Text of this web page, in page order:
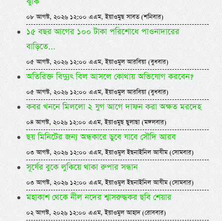
০৮ আগস্ট, ২০২৬ ১২:০০ এএম, ইয়াওমুছ সাবত (শনিবার)
১৫ বছর আগের ১০০ টাকা পরিশোধে পাওনাদারের
বাড়িতে...
০৫ আগস্ট, ২০২৬ ১২:০০ এএম, ইয়াওমুল আরবিয়া (বুধবার)
অতিরিক্ত বিদ্যুৎ বিল আসলে কোথায় অভিযোগ করবেন?
০৫ আগস্ট, ২০২৬ ১২:০০ এএম, ইয়াওমুল আরবিয়া (বুধবার)
কবর খননে মিললো ২ যুগ আগে দাফন করা অক্ষত মরদেহ
০৪ আগস্ট, ২০২৬ ১২:০০ এএম, ইয়াওমুছ ছুলাছা (মঙ্গলবার)
ছয় মিনিটের জন্য অন্ধকারে ডুবে যাবে সৌদি আরব
০৩ আগস্ট, ২০২৬ ১২:০০ এএম, ইয়াওমুল ইছনাইনিল আযীম (সোমবার)
সূর্যের বুকে লুকিয়ে থাকা রুপার সন্ধান
০৩ আগস্ট, ২০২৬ ১২:০০ এএম, ইয়াওমুল ইছনাইনিল আযীম (সোমবার)
মহাকাশ থেকে নীল নদের শ্বাসরুদ্ধকর ছবি শেয়ার
০২ আগস্ট, ২০২৬ ১২:০০ এএম, ইয়াওমুল আহাদ (রোববার)